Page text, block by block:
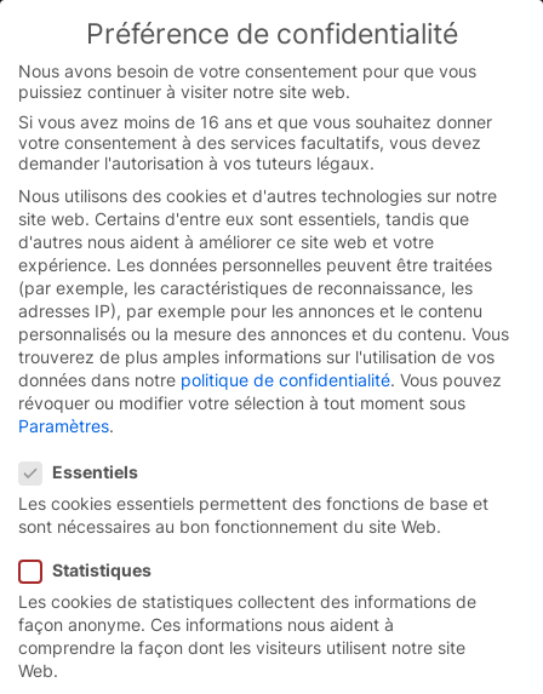
You are currently on the French website.
Switch to the English version.
Skip
content
Turbo-porte rapideEFA-
STT® CR
La turbo-porte pour une
Préférence de confidentialité
Nous avons besoin de votre consentement pour que vous
puissiez continuer à visiter notre site web.
Si vous avez moins de 16 ans et que vous souhaitez donner
votre consentement à des services facultatifs, vous devez
demander l'autorisation à vos tuteurs légaux.
Nous utilisons des cookies et d'autres technologies sur notre
site web. Certains d'entre eux sont essentiels, tandis que
d'autres nous aident à améliorer ce site web et votre
expérience. Les données personnelles peuvent être traitées
(par exemple, les caractéristiques de reconnaissance, les
adresses IP), par exemple pour les annonces et le contenu
personnalisés ou la mesure des annonces et du contenu. Vous
trouverez de plus amples informations sur l'utilisation de vos
données dans notre politique de confidentialité. Vous pouvez
révoquer ou modifier votre sélection à tout moment sous
Paramètres.
Essentiels
Les cookies essentiels permettent des fonctions de base et
sont nécessaires au bon fonctionnement du site Web.
Statistiques
Les cookies de statistiques collectent des informations de
façon anonyme. Ces informations nous aident à
comprendre la façon dont les visiteurs utilisent notre site
Web.